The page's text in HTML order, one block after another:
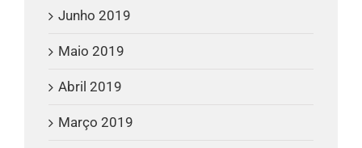
Junho 2019
Maio 2019
Abril 2019
Março 2019